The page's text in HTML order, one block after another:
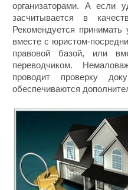
организаторами. А если
засчитывается в
Рекомендуется принимать
вместе с юристом-
правовой базой, или
переводчиком.
проводит проверку
обеспечиваются